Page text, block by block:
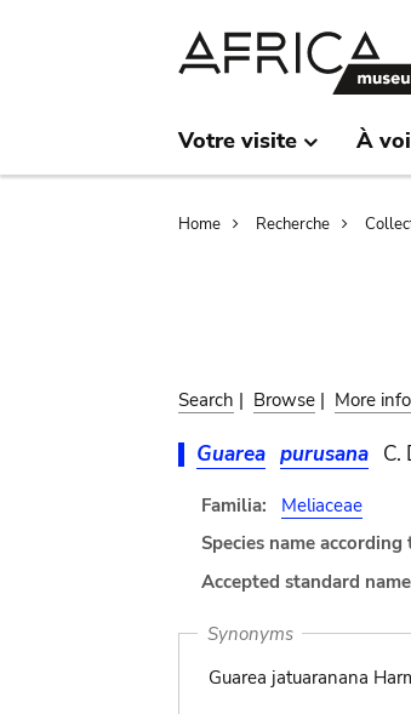
Votre visite À
Home Recherche
Search | Browse | More
Guarea purusana C.
Familia:
Meliaceae
Species name according
Accepted standard
Synonyms
Guarea jatuaranana